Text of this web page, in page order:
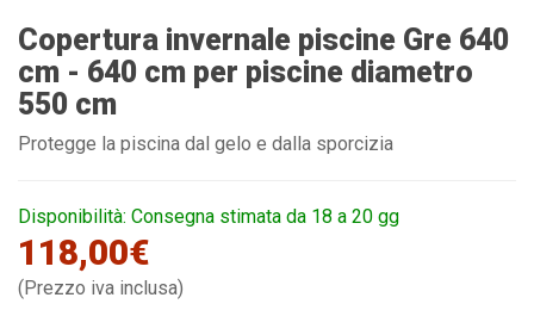
Copertura invernale piscine Gre 640
cm - 640 cm per piscine diametro
550 cm
Protegge la piscina dal gelo e dalla sporcizia
Disponibilità: Consegna stimata da 18 a 20 gg
118,00€
(Prezzo iva inclusa)